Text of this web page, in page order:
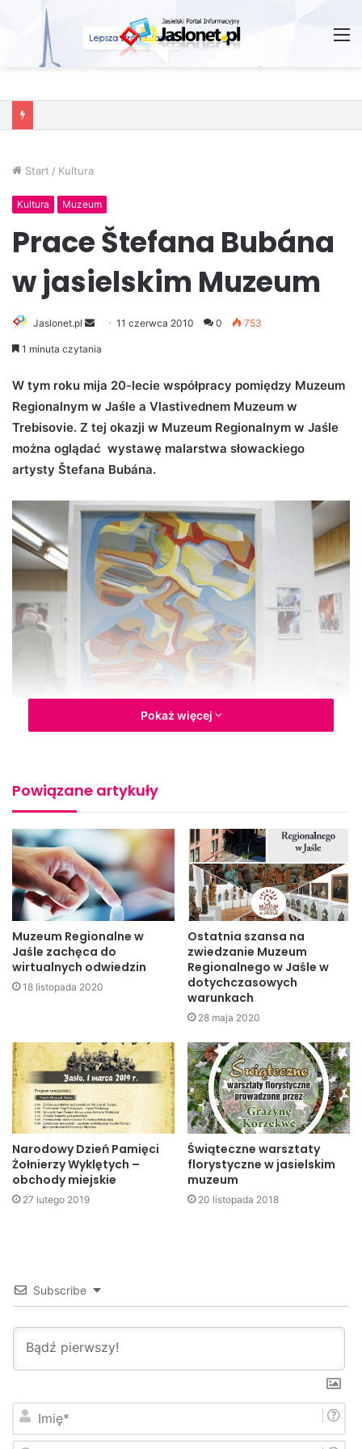
Start / Kultura
Kultura Muzeum
Prace Štefana Bubána
w jasielskim Muzeum
Jaslonet.pl
e
d
a
i
l
11 czerwca 2010 0 753
1 minuta czytania
W tym roku mija 20-lecie współpracy pomiędzy Muzeum
Regionalnym w Jaśle a Vlastivednem Muzeum w
Trebisovie. Z tej okazji w Muzeum Regionalnym w Jaśle
można oglądać wystawę malarstwa słowackiego
artysty Štefana Bubána.
w dorobku obydwu muzeów.
– Naszą współpracę zapoczątkowaliśmy w 1991 roku, gdy
to zaprezentowaliśmy nawzajem swoją kulturę ludową. W
kolejnych ekspozycjach zaprezentowaliśmy naszą kulturę i
sztukę – tłumaczy Alfred Sepioł, dyrektor Muzeum
Regionalnego w Jaśle.
Pokaż więcej
Powiązane artykuły
Muzeum Regionalne w
Jaśle zachęca do
wirtualnych odwiedzin
18 listopada 2020
Ostatnia szansa na
zwiedzanie Muzeum
Regionalnego w Jaśle w
dotychczasowych
warunkach
28 maja 2020
Narodowy Dzień Pamięci
Żołnierzy Wyklętych –
obchody miejskie
27 lutego 2019
Świąteczne warsztaty
florystyczne w jasielskim
muzeum
20 listopada 2018
Subscribe
i